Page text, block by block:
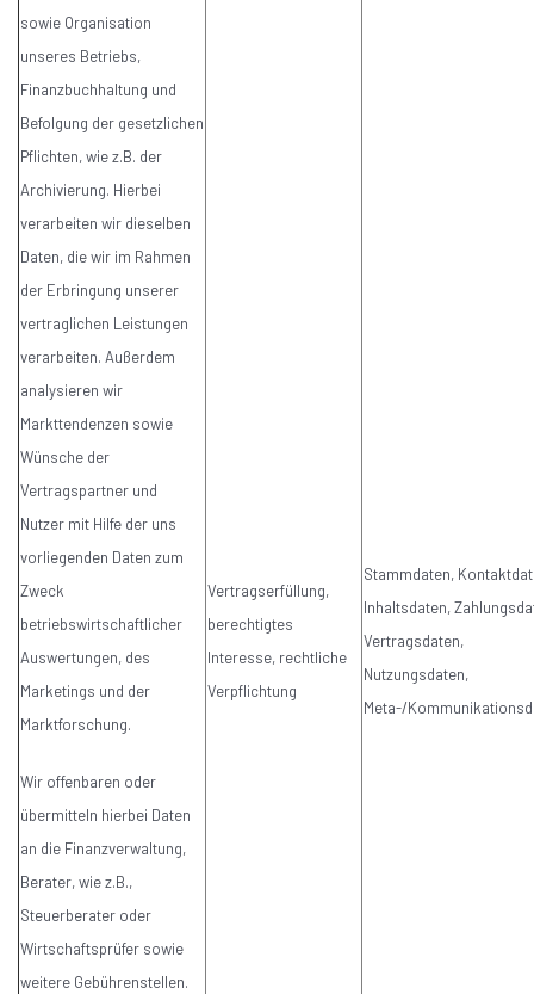
sowie Organisation
unseres Betriebs,
Finanzbuchhaltung und
Befolgung der gesetzlichen
Pflichten, wie z.B. der
Archivierung. Hierbei
verarbeiten wir dieselben
Daten, die wir im Rahmen
der Erbringung unserer
vertraglichen Leistungen
verarbeiten. Außerdem
analysieren wir
Markttendenzen sowie
Wünsche der
Vertragspartner und
Nutzer mit Hilfe der uns
vorliegenden Daten zum
Zweck
betriebswirtschaftlicher
Auswertungen, des
Marketings und der
Marktforschung.
Wir offenbaren oder
übermitteln hierbei Daten
an die Finanzverwaltung,
Berater, wie z.B.,
Steuerberater oder
Wirtschaftsprüfer sowie
weitere Gebührenstellen.
Vertragserfüllung,
berechtigtes
Interesse, rechtliche
Verpflichtung
Stammdaten,
Inhaltsdaten,
Vertragsdaten,
Nutzungsdaten,
Meta-/